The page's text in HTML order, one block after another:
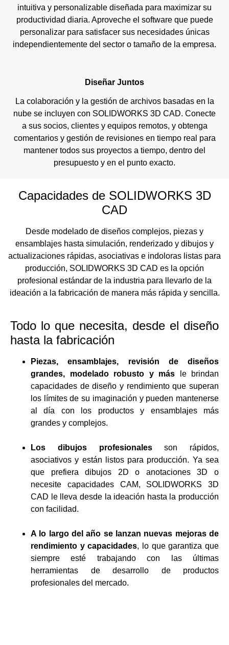
intuitiva y personalizable diseñada para maximizar su
productividad diaria. Aproveche el software que puede
personalizar para satisfacer sus necesidades únicas
independientemente del sector o tamaño de la empresa.
Diseñar Juntos
La colaboración y la gestión de archivos basadas en la
nube se incluyen con SOLIDWORKS 3D CAD. Conecte
a sus socios, clientes y equipos remotos, y obtenga
comentarios y gestión de revisiones en tiempo real para
mantener todos sus proyectos a tiempo, dentro del
presupuesto y en el punto exacto.
Capacidades de SOLIDWORKS 3D
CAD
Desde modelado de diseños complejos, piezas y
ensamblajes hasta simulación, renderizado y dibujos y
actualizaciones rápidas, asociativas e indoloras listas para
producción, SOLIDWORKS 3D CAD es la opción
profesional estándar de la industria para llevarlo de la
ideación a la fabricación de manera más rápida y sencilla.
Todo lo que necesita, desde el diseño
hasta la fabricación
Piezas, ensamblajes, revisión de diseños
grandes, modelado robusto y más le brindan
capacidades de diseño y rendimiento que superan
los límites de su imaginación y pueden mantenerse
al día con los productos y ensamblajes más
grandes y complejos.
Los dibujos profesionalesson rápidos,
asociativos y están listos para producción. Ya sea
que prefiera dibujos 2D o anotaciones 3D o
necesite capacidades CAM, SOLIDWORKS 3D
CAD le lleva desde la ideación hasta la producción
con facilidad.
A lo largo del año se lanzan nuevas mejoras de
rendimiento y capacidades, lo que garantiza que
siempre esté trabajando con las últimas
herramientas de desarrollo de productos
profesionales del mercado.